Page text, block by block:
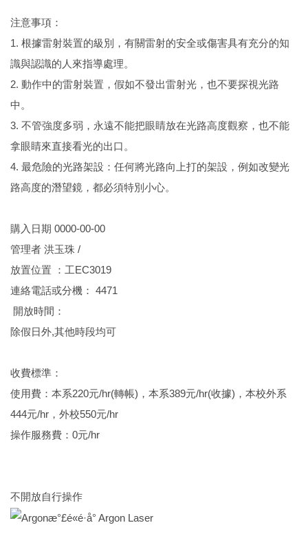
注意事項：
1. 根據雷射裝置的級別，有關雷射的安全或傷害具有充分的知
識與認識的人來指導處理。
2. 動作中的雷射裝置，假如不發出雷射光，也不要探視光路
中。
3. 不管強度多弱，永遠不能把眼睛放在光路高度觀察，也不能
拿眼睛來直接看光的出口。
4. 最危險的光路架設：任何將光路向上打的架設，例如改變光
路高度的潛望鏡，都必須特別小心。
購入日期 0000-00-00
管理者 洪玉珠 /
放置位置 ： 工EC3019
連絡電話或分機： 4471
開放時間：
除假日外,其他時段均可
收費標準：
使用費：本系220元/hr(轉帳)，本系389元/hr(收據)，本校外系
444元/hr，外校550元/hr
操作服務費：0元/hr
不開放自行操作